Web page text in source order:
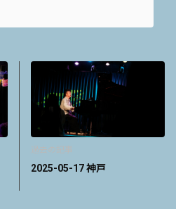
2025-05-17 神戸